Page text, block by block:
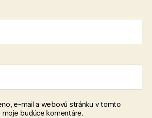
e-mail a webovú stránku v tomto
moje budúce komentáre.